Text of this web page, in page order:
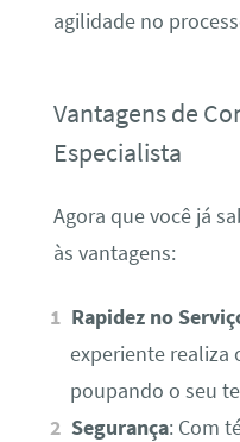
agilidade no
Vantagens de
Especialista
Agora que você já
às vantagens:
Rapidez no
experiente realiza
poupando o seu
Segurança: Com